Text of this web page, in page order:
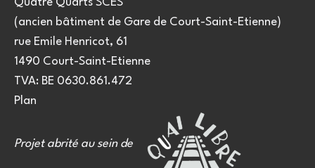
Quatre Quarts SCES
(ancien bâtiment de Gare de Court-Saint-Etienne)
rue Emile Henricot, 61
1490 Court-Saint-Etienne
TVA: BE 0630.861.472
Plan
Projet abrité au sein de